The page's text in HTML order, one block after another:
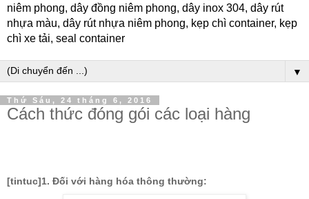
niêm phong, dây đồng niêm phong, dây inox 304, dây rút
nhựa màu, dây rút nhựa niêm phong, kẹp chì container, kẹp
chì xe tải, seal container
▼
Thứ Sáu, 24 tháng 6, 2016
Cách thức đóng gói các loại hàng
[tintuc]1. Đối với hàng hóa thông thường: